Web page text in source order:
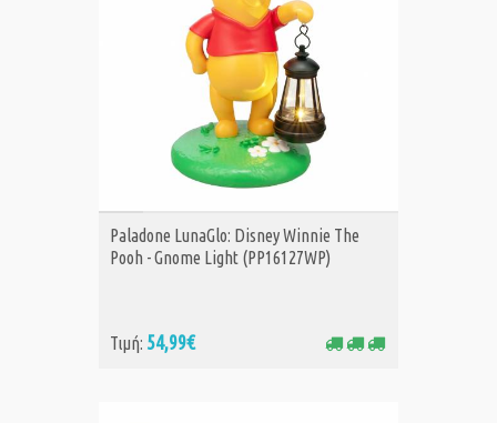
ΑΓΟΡΑ
Paladone LunaGlo: Disney Winnie The
Pooh - Gnome Light (PP16127WP)
Τιμή: 54,99€